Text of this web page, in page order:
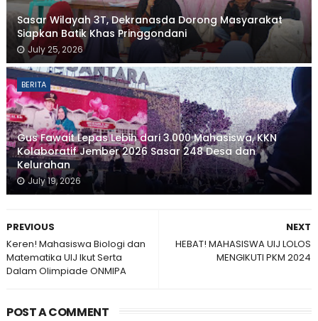
Sasar Wilayah 3T, Dekranasda Dorong Masyarakat
Siapkan Batik Khas Pringgondani
July 25, 2026
BERITA
Gus Fawait Lepas Lebih dari 3.000 Mahasiswa, KKN
Kolaboratif Jember 2026 Sasar 248 Desa dan
Kelurahan
July 19, 2026
NEXT
HEBAT! MAHASISWA UIJ LOLOS
MENGIKUTI PKM 2024
PREVIOUS
Keren! Mahasiswa Biologi dan
Matematika UIJ Ikut Serta
Dalam Olimpiade ONMIPA
POST A COMMENT